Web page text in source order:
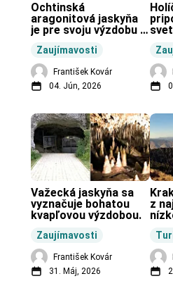
Zaujímavosti
Ochtinská
aragonitová jaskyňa
je pre svoju výzdobu
vo svete.
František Kovár
04. Jún, 2026
Zaujímavosti
Važecká jaskyňa sa
vyznačuje bohatou
kvapľovou výzdobou.
František Kovár
31. Máj, 2026
z